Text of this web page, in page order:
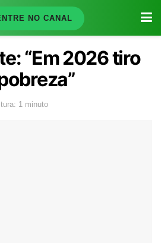
NO CANAL
“Em 2026 tiro
1 minuto